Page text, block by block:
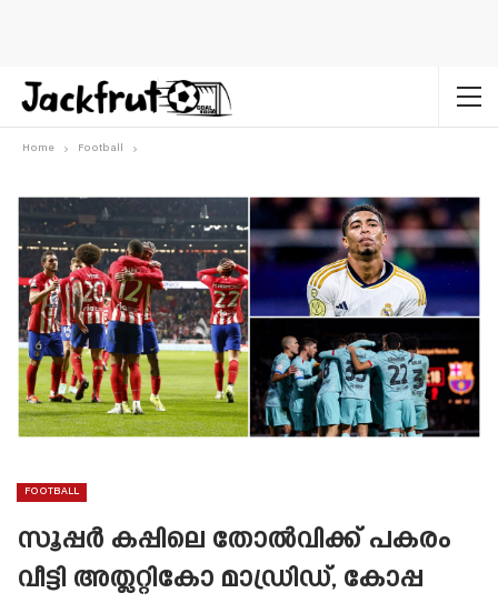
Home Football
FOOTBALL
സൂപ്പര്‍ കപ്പിലെ തോല്‍വിക്ക് പകരം
വീട്ടി അത്ലറ്റികോ മാഡ്രിഡ്, കോപ്പ